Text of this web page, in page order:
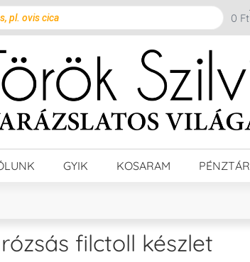
0 Ft
GYIK KOSARAM PÉNZTÁR
filctoll készlet